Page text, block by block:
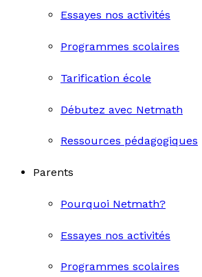
Essayes nos activités
Programmes scolaires
Tarification école
Débutez avec Netmath
Ressources pédagogiques
Parents
Pourquoi Netmath?
Essayes nos activités
Programmes scolaires